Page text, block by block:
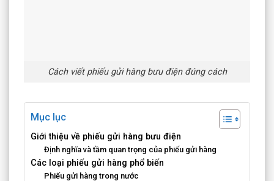
Cách viết phiếu gửi hàng bưu điện đúng cách
Mục lục
Giới thiệu về phiếu gửi hàng bưu điện
Định nghĩa và tầm quan trọng của phiếu gửi hàng
Các loại phiếu gửi hàng phổ biến
Phiếu gửi hàng trong nước